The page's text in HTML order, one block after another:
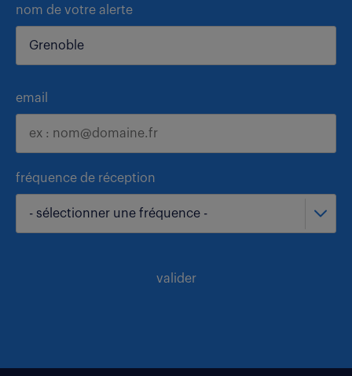
nom de votre alerte
email
fréquence de réception
- sélectionner une fréquence -
valider